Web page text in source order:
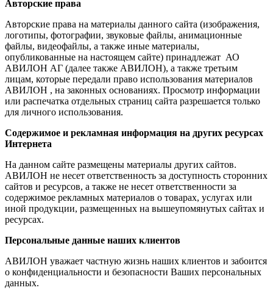
Авторские права
Авторские права на материалы данного сайта (изображения,
логотипы, фотографии, звуковые файлы, анимационные
файлы, видеофайлы, а также иные материалы,
опубликованные на настоящем сайте) принадлежат АО
АВИЛОН АГ (далее также АВИЛОН), а также третьим
лицам, которые передали право использования материалов
АВИЛОН , на законных основаниях. Просмотр информации
или распечатка отдельных страниц сайта разрешается только
для личного использования.
Содержимое и рекламная информация на других ресурсах
Интернета
На данном сайте размещены материалы других сайтов.
АВИЛОН не несет ответственность за доступность сторонних
сайтов и ресурсов, а также не несет ответственности за
содержимое рекламных материалов о товарах, услугах или
иной продукции, размещенных на вышеупомянутых сайтах и
ресурсах.
Персональные данные наших клиентов
АВИЛОН уважает частную жизнь наших клиентов и забоится
о конфиденциальности и безопасности Ваших персональных
данных.